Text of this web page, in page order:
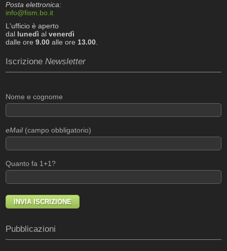
Posta elettronica:
info@fism.bo.it
L'ufficio è aperto
dal lunedì alvenerdì
dalle ore9.00 alle ore 13.00
IscrizioneNewsletter
Nome e cognome
eMail(campo obbligatorio)
Quanto fa 1+1?
Pubblicazioni